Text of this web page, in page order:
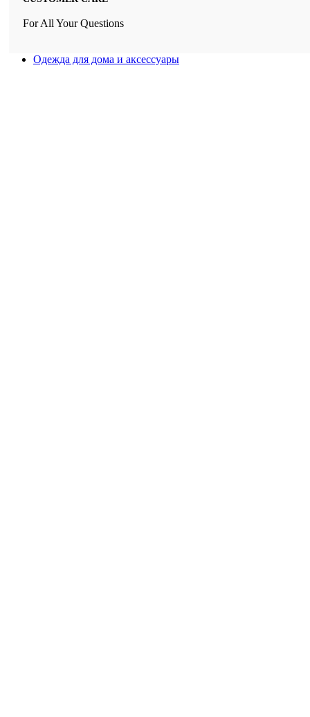
For All Your Questions
Одежда для дома и аксессуары